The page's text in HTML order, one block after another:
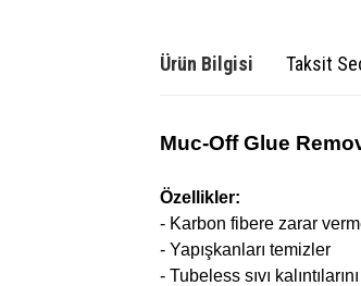
Ürün Bilgisi Taksit
Muc-Off Glue
Özellikler:
- Karbon fibere zarar
- Yapışkanları temizler
- Tubeless sıvı kalıntılarını